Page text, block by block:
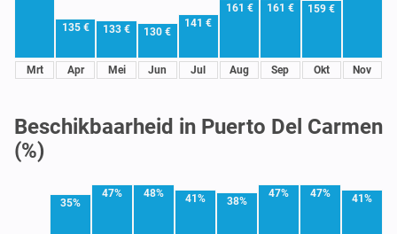
Mrt
135 €
Apr
133 €
Mei
130 €
Jun
141 €
Jul
161 €
Aug
161 €
Sep
159 €
Okt Nov
Beschikbaarheid in Puerto Del Carmen
(%)
35%
47% 48% 41% 38%
47% 47% 41%